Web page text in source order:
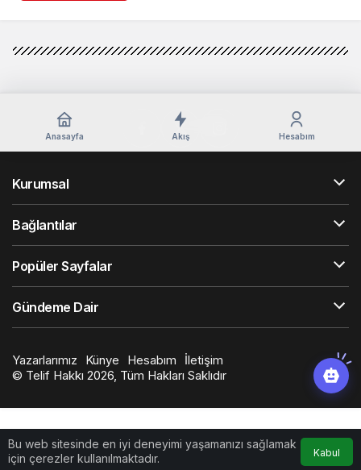
Bu web sitesinde en iyi deneyimi yaşamanızı sağlamak
için çerezler kullanılmaktadır.
Kabul
Anasayfa Akış Hesabım
Kurumsal
Bağlantılar
Popüler Sayfalar
Gündeme Dair
Yazarlarımız Künye Hesabım
İletişim
© Telif Hakkı 2026, Tüm Hakları Saklıdır